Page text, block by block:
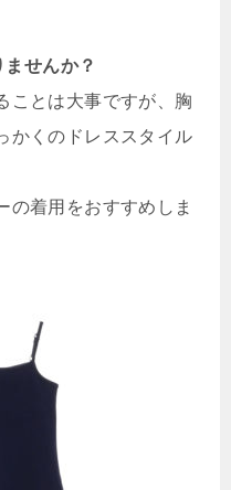
せんか？
ことは大事ですが、胸
かくのドレススタイル
の着用をおすすめしま